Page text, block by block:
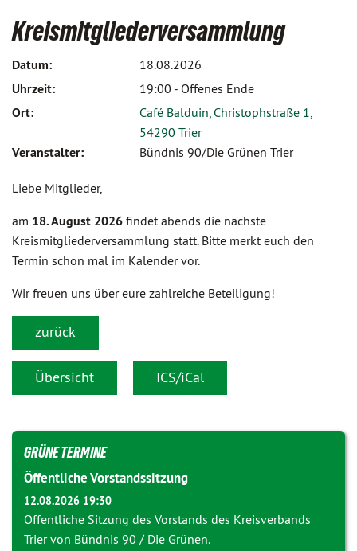
Kreismitgliederversammlung
Datum: 18.08.2026
Uhrzeit: 19:00 - Offenes Ende
Ort:
Café Balduin, Christophstraße 1,
54290 Trier
Veranstalter: Bündnis 90/Die Grünen Trier
Liebe Mitglieder,
am 18. August 2026 findet abends die nächste
Kreismitgliederversammlung statt. Bitte merkt euch den
Termin schon mal im Kalender vor.
Wir freuen uns über eure zahlreiche Beteiligung!
zurück
Übersicht ICS/iCal
GRÜNE TERMINE
Öffentliche Vorstandssitzung
12.08.2026 19:30
Öffentliche Sitzung des Vorstands des Kreisverbands
Trier von Bündnis 90 / Die Grünen.